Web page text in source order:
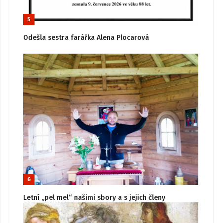
5
Odešla sestra farářka Alena Plocarová
6
Letní „pel mel“ našimi sbory a s jejich členy